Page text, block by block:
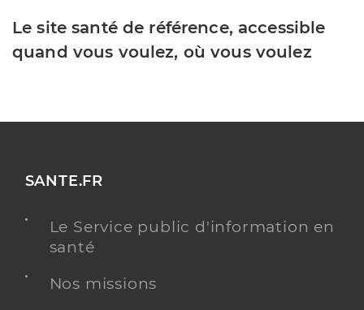
Le site santé de référence, accessible
quand vous voulez, où vous voulez
SANTE.FR
Le Service public d'information en
santé
Nos missions